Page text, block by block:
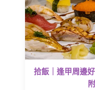
拾飯｜逢甲周邊